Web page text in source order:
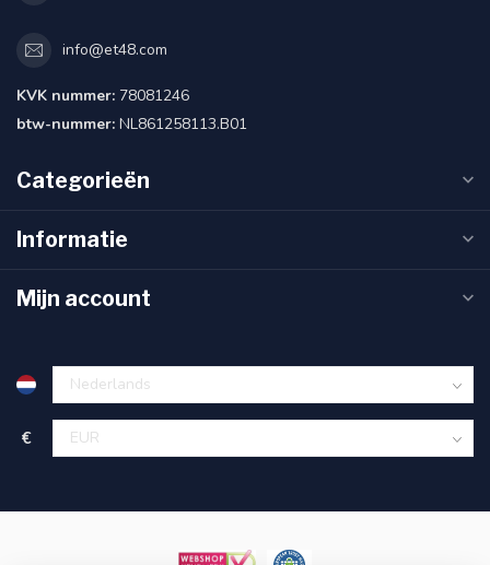
info@et48.com
KVK nummer: 78081246
btw-nummer: NL861258113.B01
Categorieën
Informatie
Mijn account
€